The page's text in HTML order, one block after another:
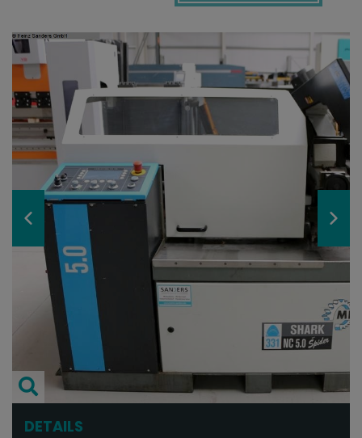
DETAILS